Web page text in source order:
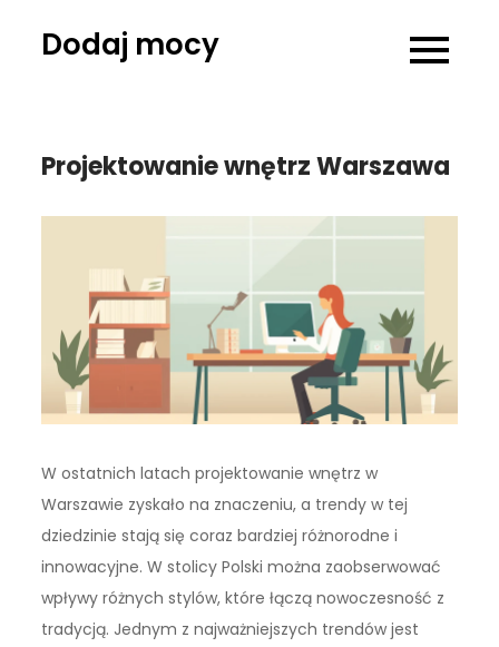
Dodaj mocy
Projektowanie wnętrz Warszawa
W ostatnich latach projektowanie wnętrz w
Warszawie zyskało na znaczeniu, a trendy w tej
dziedzinie stają się coraz bardziej różnorodne i
innowacyjne. W stolicy Polski można zaobserwować
wpływy różnych stylów, które łączą nowoczesność z
tradycją. Jednym z najważniejszych trendów jest